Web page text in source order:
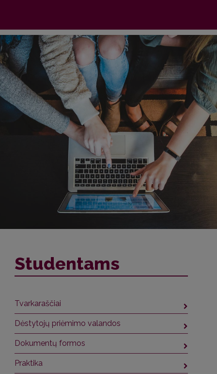
Studentams
Tvarkaraščiai
Dėstytojų priėmimo valandos
Dokumentų formos
Praktika